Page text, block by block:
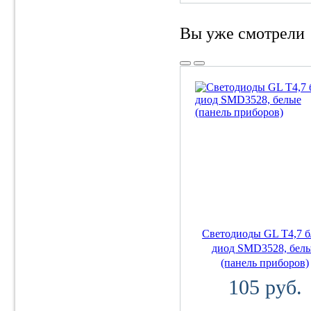
Вы уже смотрели
Светодиоды GL T4,7
диод SMD3528,
(панель приборов)
105 руб.